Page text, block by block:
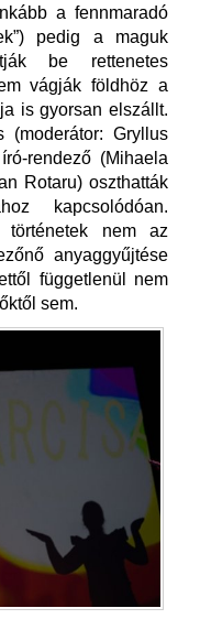
a fennmaradó
pedig a maguk
be rettenetes
vágják földhöz a
is gyorsan elszállt.
(moderátor: Gryllus
rendező (Mihaela
Rotaru) oszthatták
kapcsolódóan.
történetek nem az
anyaggyűjtése
függetlenül nem
sem.